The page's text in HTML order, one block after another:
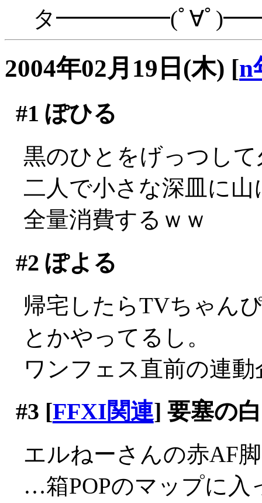
タ━━━━━(ﾟ∀ﾟ
2004年02月19日(木) [n
#1 ぽひる
黒のひとをげっつし
二人で小さな深皿に
全量消費するｗｗ
#2 ぽよる
帰宅したらTVちゃん
とかやってるし。
ワンフェス直前の連
#3 [FFXI関連] 要塞の
エルねーさんの赤AF
…箱POPのマップに入